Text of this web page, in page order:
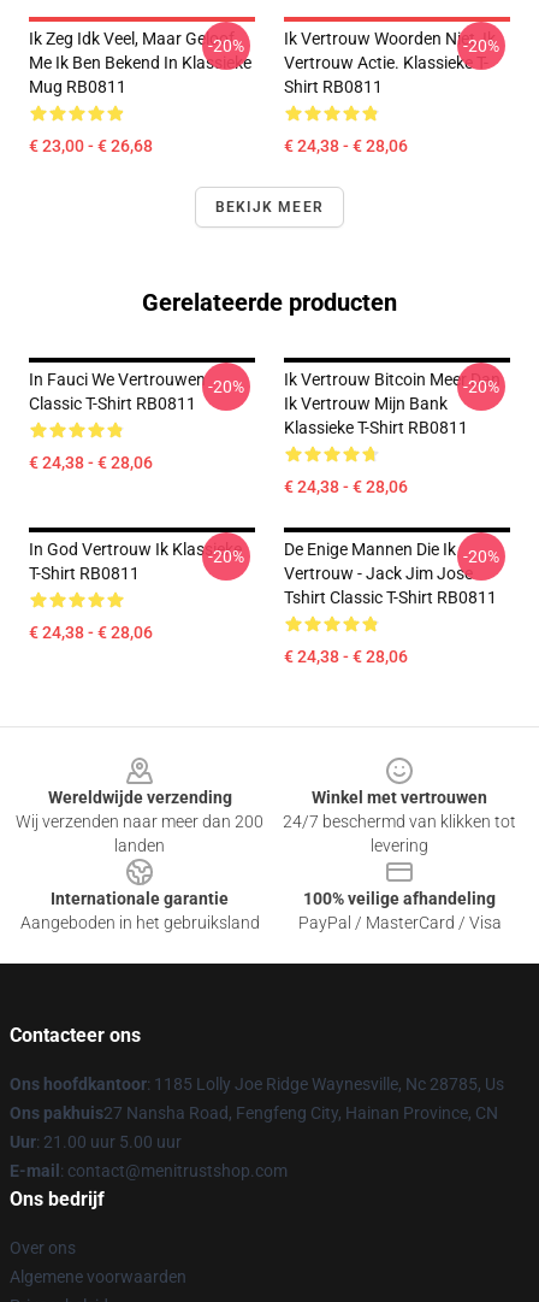
Ik Zeg Idk Veel, Maar Geloof
Me Ik Ben Bekend In Klassieke
Mug RB0811
€ 23,00 - € 26,68
-20%
Ik Vertrouw Woorden Niet, Ik
Vertrouw Actie. Klassieke T-
Shirt RB0811
€ 24,38 - € 28,06
-20%
BEKIJK MEER
Gerelateerde producten
In Fauci We Vertrouwen
Classic T-Shirt RB0811
€ 24,38 - € 28,06
-20%
Ik Vertrouw Bitcoin Meer Dan
Ik Vertrouw Mijn Bank
Klassieke T-Shirt RB0811
€ 24,38 - € 28,06
-20%
In God Vertrouw Ik Klassieke
T-Shirt RB0811
€ 24,38 - € 28,06
-20%
De Enige Mannen Die Ik
Vertrouw - Jack Jim Jose
Tshirt Classic T-Shirt RB0811
€ 24,38 - € 28,06
-20%
Wereldwijde verzending
Wij verzenden naar meer dan 200
landen
Winkel met vertrouwen
24/7 beschermd van klikken tot
levering
Internationale garantie
Aangeboden in het gebruiksland
100% veilige afhandeling
PayPal / MasterCard / Visa
Contacteer ons
Ons hoofdkantoor: 1185 Lolly Joe Ridge Waynesville, Nc 28785, Us
Ons pakhuis27 Nansha Road, Fengfeng City, Hainan Province, CN
Uur: 21.00 uur 5.00 uur
E-mail : contact@menitrustshop.com
Ons bedrijf
Over ons
Algemene voorwaarden